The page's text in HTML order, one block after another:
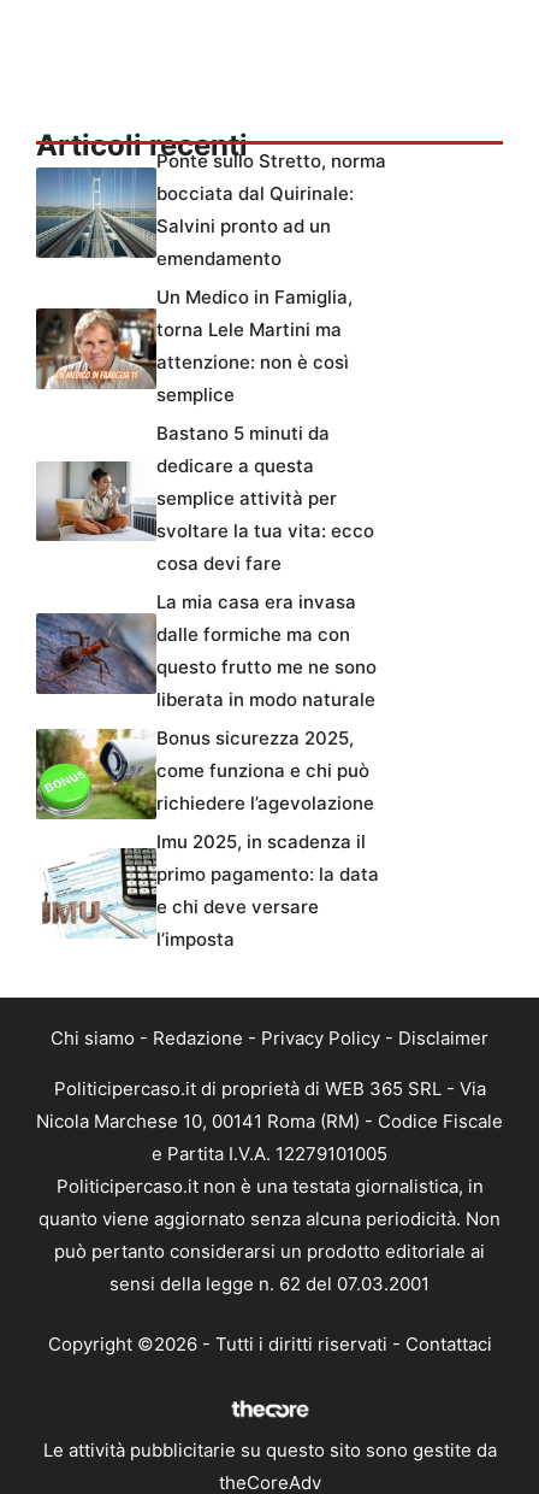
Articoli recentiPonte sullo Stretto, norma
bocciata dal Quirinale:
Salvini pronto ad un
emendamento
Un Medico in Famiglia,
torna Lele Martini ma
attenzione: non è così
semplice
Bastano 5 minuti da
dedicare a questa
semplice attività per
svoltare la tua vita: ecco
cosa devi fare
La mia casa era invasa
dalle formiche ma con
questo frutto me ne sono
liberata in modo naturale
Bonus sicurezza 2025,
come funziona e chi può
richiedere l’agevolazione
Imu 2025, in scadenza il
primo pagamento: la data
e chi deve versare
l’imposta
Chi siamo - Redazione - Privacy Policy - Disclaimer
Politicipercaso.it di proprietà di WEB 365 SRL - Via
Nicola Marchese 10, 00141 Roma (RM) - Codice Fiscale
e Partita I.V.A. 12279101005
Politicipercaso.it non è una testata giornalistica, in
quanto viene aggiornato senza alcuna periodicità. Non
può pertanto considerarsi un prodotto editoriale ai
sensi della legge n. 62 del 07.03.2001
Copyright ©2026 - Tutti i diritti riservati - Contattaci
Le attività pubblicitarie su questo sito sono gestite da
theCoreAdv